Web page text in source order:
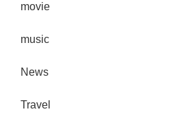
movie
music
News
Travel